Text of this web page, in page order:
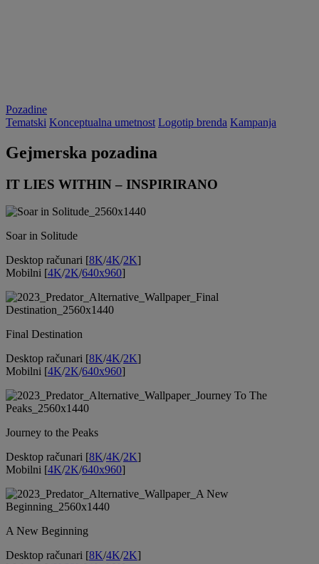
Pozadine
Tematski Konceptualna umetnost Logotip brenda Kampanja
Gejmerska pozadina
IT LIES WITHIN – INSPIRIRANO
Soar in Solitude
Desktop računari [8K/4K/2K]
Mobilni [4K/2K/640x960]
Final Destination
Desktop računari [8K/4K/2K]
Mobilni [4K/2K/640x960]
Journey to the Peaks
Desktop računari [8K/4K/2K]
Mobilni [4K/2K/640x960]
A New Beginning
Desktop računari [8K/4K/2K]